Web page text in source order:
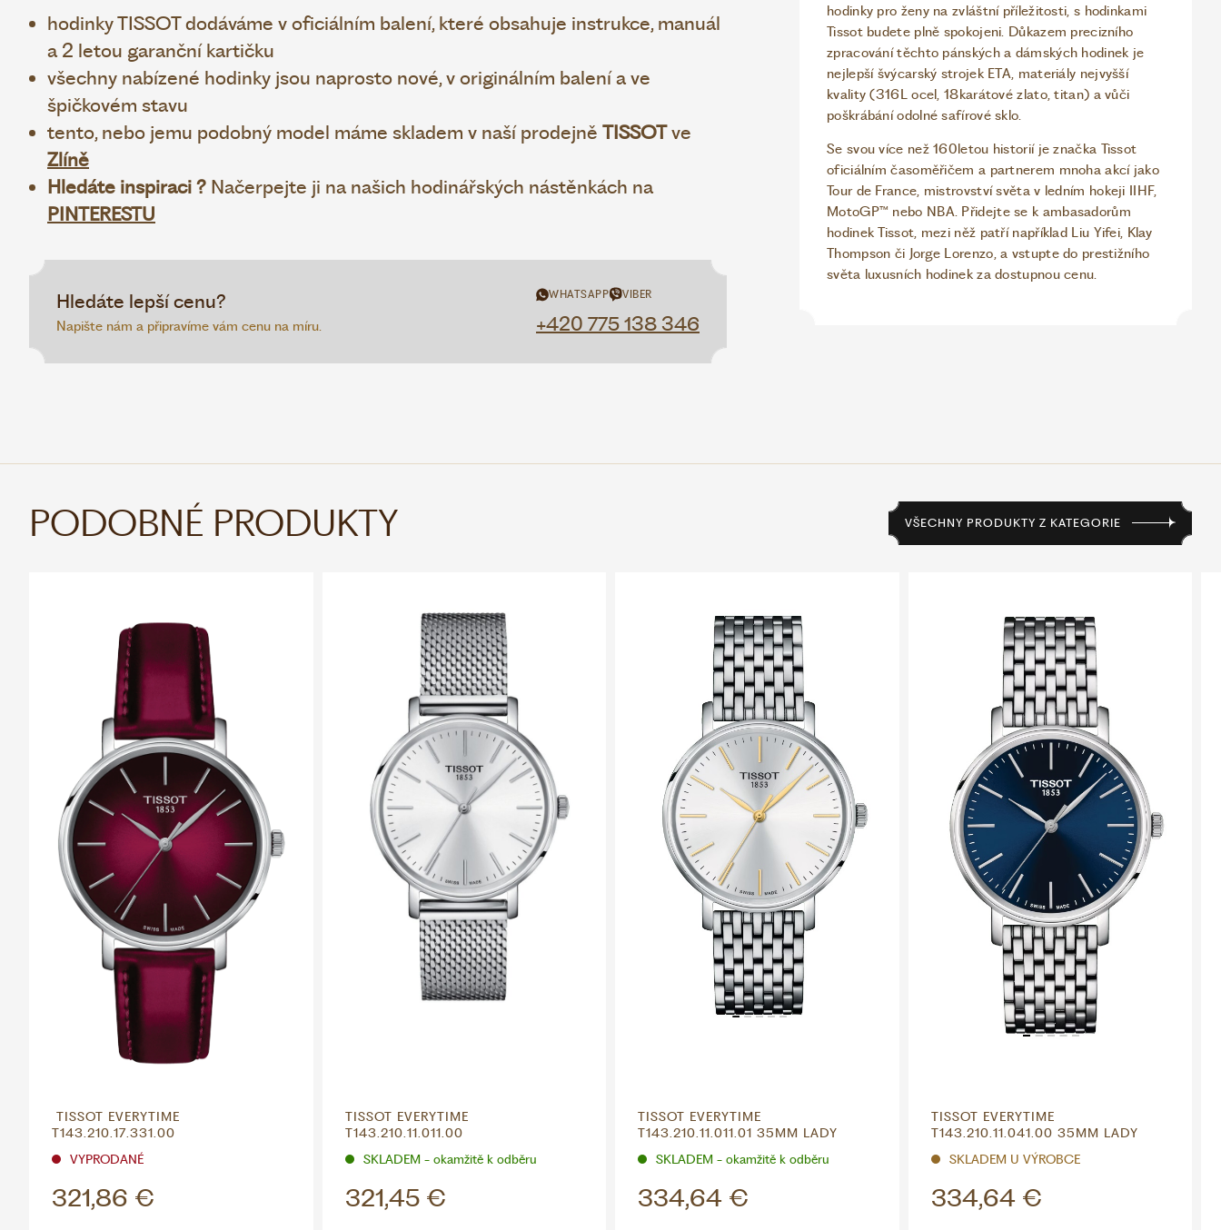
hodinky TISSOT dodáváme v oficiálním balení, které obsahuje instrukce, manuál
a 2 letou garanční kartičku
všechny nabízené hodinky jsou naprosto nové, v originálním balení a ve
špičkovém stavu
tento, nebo jemu podobný model máme skladem v naší prodejně TISSOTve
Zlíně
Hledáte inspiraci ? Načerpejte ji na našich hodinářských nástěnkách na
PINTERESTU
Hledáte lepší cenu?
Napište nám a připravíme vám cenu na míru.
WHATSAPP VIBER
+420 775 138 346
hodinky pro ženy na zvláštní příležitosti, s hodinkami
Tissot budete plně spokojeni. Důkazem precizního
zpracování těchto pánských a dámských hodinek je
nejlepší švýcarský strojek ETA, materiály nejvyšší
kvality (316L ocel, 18karátové zlato, titan) a vůči
poškrábání odolné safírové sklo.
Se svou více než 160letou historií je značka Tissot
oficiálním časoměřičem a partnerem mnoha akcí jako
Tour de France, mistrovství světa v ledním hokeji IIHF,
MotoGP™ nebo NBA. Přidejte se k ambasadorům
hodinek Tissot, mezi něž patří například Liu Yifei, Klay
Thompson či Jorge Lorenzo, a vstupte do prestižního
světa luxusních hodinek za dostupnou cenu.
PODOBNÉ PRODUKTY VŠECHNY PRODUKTY Z KATEGORIE
TISSOT EVERYTIME
T143.210.17.331.00
VYPRODANÉ
321,86 €
TISSOT EVERYTIME
T143.210.11.011.00
SKLADEM - okamžitě k odběru
321,45 €
TISSOT EVERYTIME
T143.210.11.011.01 35MM LADY
SKLADEM - okamžitě k odběru
334,64 €
TISSOT EVERYTIME
T143.210.11.041.00 35MM LADY
SKLADEM U VÝROBCE
334,64 €